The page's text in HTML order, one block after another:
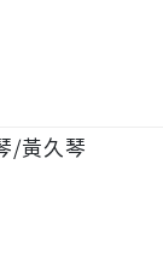
/黃久琴